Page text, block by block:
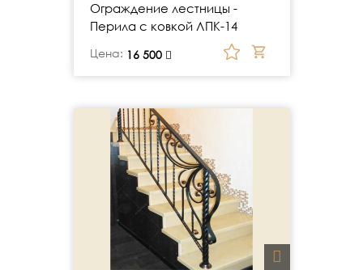
Ограждение лестницы -
Перила с ковкой ЛПК-14
Цена: 16 500
руб.